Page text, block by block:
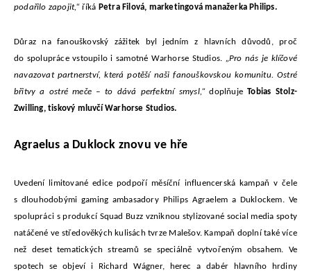
podařilo zapojit,“ říká Petra Filová, marketingová manažerka Philips.
Důraz na fanouškovský zážitek byl jedním z hlavních důvodů, proč
do spolupráce vstoupilo i samotné Warhorse Studios. „Pro nás je klíčové
navazovat partnerství, která potěší naši fanouškovskou komunitu. Ostré
břitvy a ostré meče – to dává perfektní smysl,“doplňujeTobias Stolz-
Zwilling, tiskový mluvčí Warhorse Studios.
Agraelus a Duklock znovu ve hře
Uvedení limitované edice podpoří měsíční influencerská kampaň v čele
s dlouhodobými gaming ambasadory Philips Agraelem a Duklockem. Ve
spolupráci s produkcí Squad Buzz vzniknou stylizované social media spoty
natáčené ve středověkých kulisách tvrze Malešov. Kampaň doplní také více
než deset tematických streamů se speciálně vytvořeným obsahem. Ve
spotech se objeví i Richard Wágner, herec a dabér hlavního hrdiny